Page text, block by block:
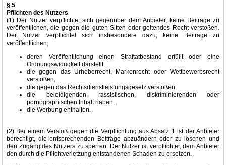
§ 5
Pflichten des Nutzers
(1) Der Nutzer verpflichtet sich gegenüber dem Anbieter, keine Beiträge zu
veröffentlichen, die gegen die guten Sitten oder geltendes Recht verstoßen.
Der Nutzer verpflichtet sich insbesondere dazu, keine Beiträge zu
veröffentlichen,
deren Veröffentlichung einen Straftatbestand erfüllt oder eine
Ordnungswidrigkeit darstellt,
die gegen das Urheberrecht, Markenrecht oder Wettbewerbsrecht
verstoßen,
die gegen das Rechtsdienstleistungsgesetz verstoßen,
die beleidigenden, rassistischen, diskriminierenden oder
pornographischen Inhalt haben,
die Werbung enthalten.
(2) Bei einem Verstoß gegen die Verpflichtung aus Absatz 1 ist der Anbieter
berechtigt, die entsprechenden Beiträge abzuändern oder zu löschen und
den Zugang des Nutzers zu sperren. Der Nutzer ist verpflichtet, dem Anbieter
den durch die Pflichtverletzung entstandenen Schaden zu ersetzen.